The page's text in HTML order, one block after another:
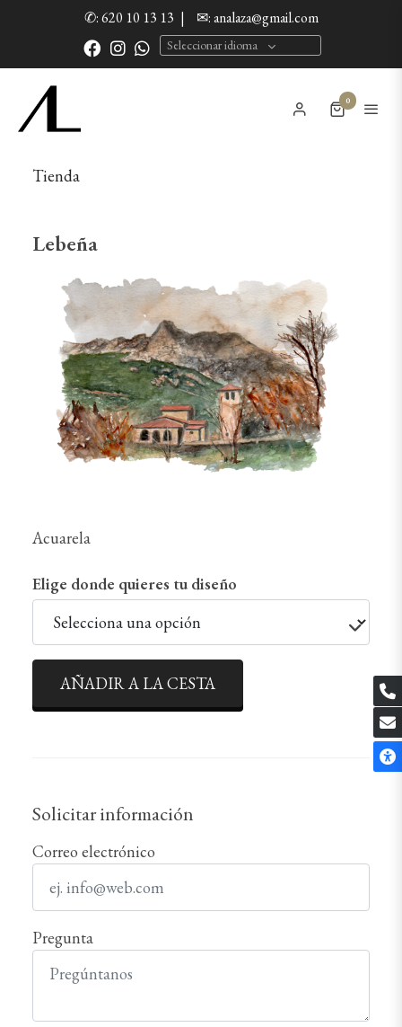
✆: 620 10 13 13 | ✉: analaza@gmail.com
Seleccionar idioma
0
Tienda
Lebeña
Acuarela
Elige donde quieres tu diseño
AÑADIR A LA CESTA
Solicitar información
Correo electrónico
Pregunta